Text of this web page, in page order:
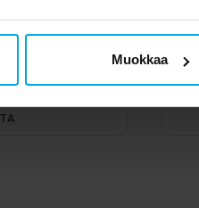
Muokkaa
- Musta
1,90 €
€